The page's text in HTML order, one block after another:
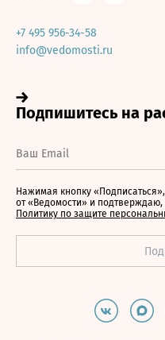
+7 495 956-34-58
info@vedomosti.ru
Нажимая кнопку
от «Ведомости» и
Политику по защите